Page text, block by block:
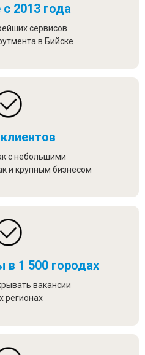
2013 года
сервисов
в Бийске
с небольшими
и крупным бизнесом
в 1 500 городах
вакансии
регионах